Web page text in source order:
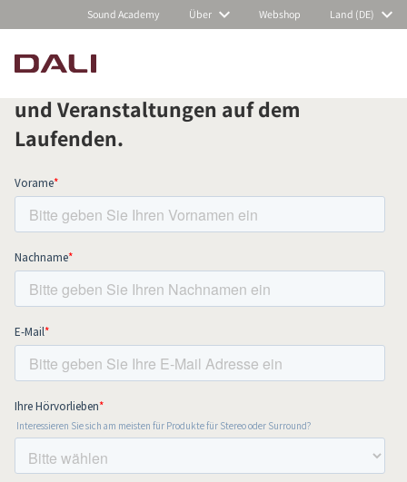
Sound Academy Über Webshop Land (DE)
PRODUKTE VERGLEICHEN
Abonnieren Sie unseren Newsletter
und bleiben Sie über alle Neuigkeiten
und Veranstaltungen auf dem
Laufenden.